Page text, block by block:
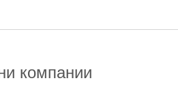
компании